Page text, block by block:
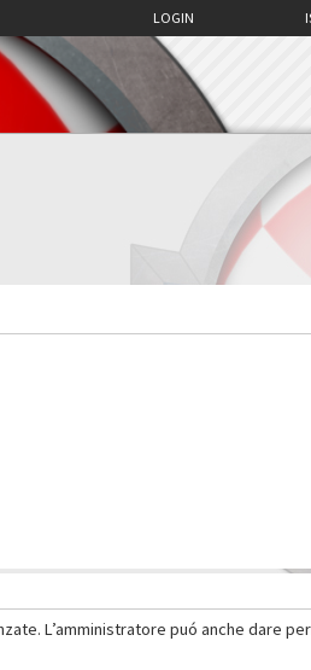
LOGIN
L’amministratore puó anche dare